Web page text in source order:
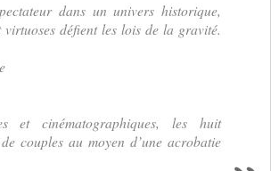
dans un univers historique,
défient les lois de la gravité.
et cinématographiques, les huit
couples au moyen d’une acrobatie